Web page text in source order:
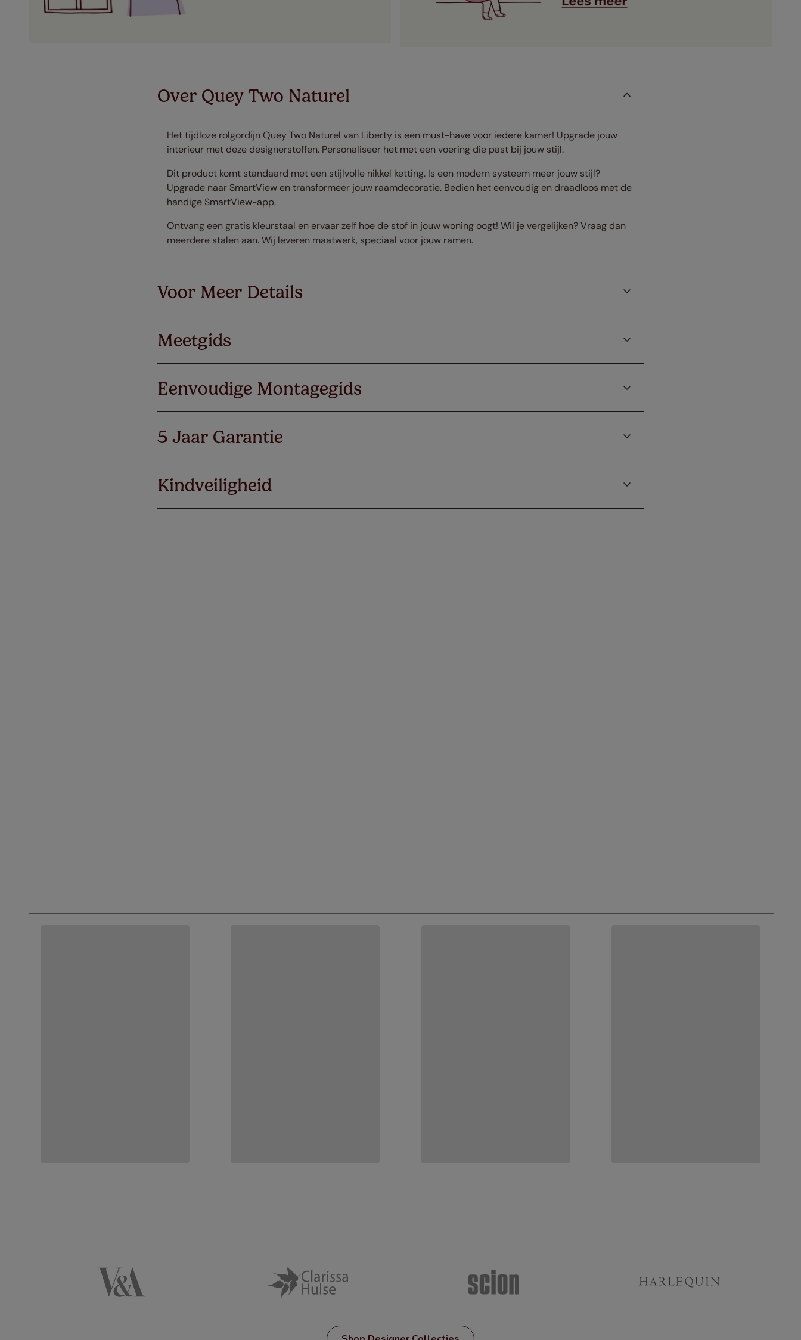
Over Quey Two Naturel
Het tijdloze rolgordijn Quey Two Naturel van Liberty is een must-have voor iedere kamer! Upgrade jouw
interieur met deze designerstoffen. Personaliseer het met een voering die past bij jouw stijl.
Dit product komt standaard met een stijlvolle nikkel ketting. Is een modern systeem meer jouw stijl?
Upgrade naar SmartView en transformeer jouw raamdecoratie. Bedien het eenvoudig en draadloos met de
handige SmartView-app.
Ontvang een gratis kleurstaal en ervaar zelf hoe de stof in jouw woning oogt! Wil je vergelijken? Vraag dan
meerdere stalen aan. Wij leveren maatwerk, speciaal voor jouw ramen.
Voor Meer Details
Meetgids
Eenvoudige Montagegids
5 Jaar Garantie
Kindveiligheid